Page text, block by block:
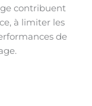
contribuent
à limiter les
de